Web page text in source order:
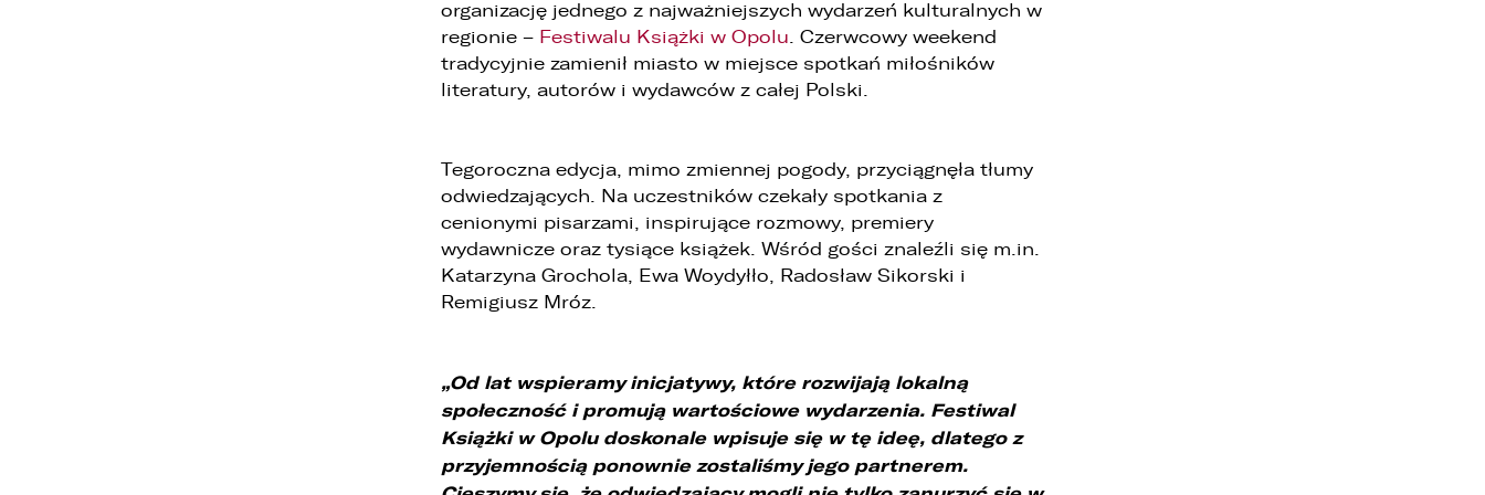
organizację jednego z najważniejszych wydarzeń kulturalnych w
regionie – Festiwalu Książki w Opolu. Czerwcowy weekend
tradycyjnie zamienił miasto w miejsce spotkań miłośników
literatury, autorów i wydawców z całej Polski.
Tegoroczna edycja, mimo zmiennej pogody, przyciągnęła tłumy
odwiedzających. Na uczestników czekały spotkania z
cenionymi pisarzami, inspirujące rozmowy, premiery
wydawnicze oraz tysiące książek. Wśród gości znaleźli się m.in.
Katarzyna Grochola, Ewa Woydyłło, Radosław Sikorski i
Remigiusz Mróz.
„Od lat wspieramy inicjatywy, które rozwijają lokalną
społeczność i promują wartościowe wydarzenia. Festiwal
Książki w Opolu doskonale wpisuje się w tę ideę, dlatego z
przyjemnością ponownie zostaliśmy jego partnerem.
1. LELLEK sp. z o.o. ul. Opolska 2c 45-960 Opole,
2. LELLEK Gliwice sp. z o.o. ul. Portowa 2 44-100 Gliwice,
3. LELLEK Koźle sp. z o.o. ul. B. Chrobrego 25 47-200 Kędzierzyn- Koźle,
4. LELLEK Katowice sp. z o.o. Oddział w Katowicach ul. T. Kościuszki 328 40-
1. Kontakt z Inspektorem Ochrony Danych -iod@lellek.com.pl
2. Numer telefonu – Biuro Obsługi Klienta: 801 535 535.
3. Państwa dane osobowe przetwarzane będą w celu:
1. podniesienia bezpieczeństwa i rzetelności obsługi klienta,
4. realizacji usług,
5. obsługi zgłoszeń i udzielania odpowiedzi na zgłoszenia.
1. Odbiorcami Państwa danych osobowych będą: